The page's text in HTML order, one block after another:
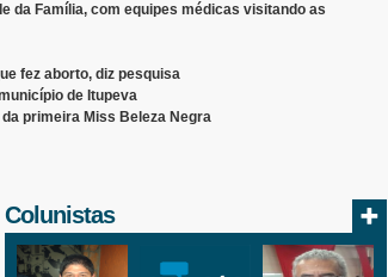
da Família, com equipes médicas visitando as
fez aborto, diz pesquisa
de Itupeva
primeira Miss Beleza Negra
Colunistas